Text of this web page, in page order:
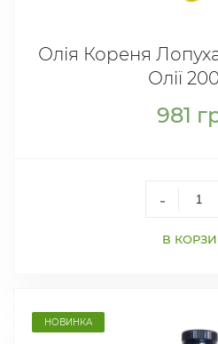
Олія Кореня
Олії
981
-
В
НОВИНКА